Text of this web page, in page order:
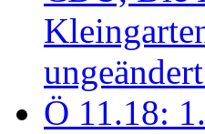
Ö 11.18: